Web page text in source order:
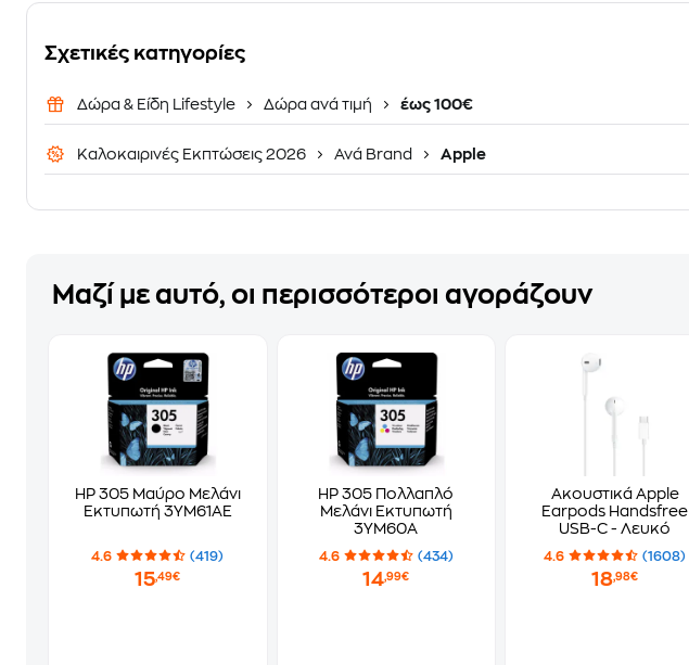
Σχετικές κατηγορίες
Δώρα & Είδη Lifestyle Δώρα ανά τιμή έως 100€
Καλοκαιρινές Εκπτώσεις 2026 Ανά Brand Apple
Μαζί με αυτό, οι περισσότεροι αγοράζουν
HP 305 Μαύρο Μελάνι
Εκτυπωτή 3YM61AE
4.6 (419)
15,49€
HP 305 Πολλαπλό
Μελάνι Εκτυπωτή
3YM60A
4.6 (434)
14,99€
Ακουστικά Apple
Earpods Handsfree
USB-C - Λευκό
4.6 (1608)
18,98€